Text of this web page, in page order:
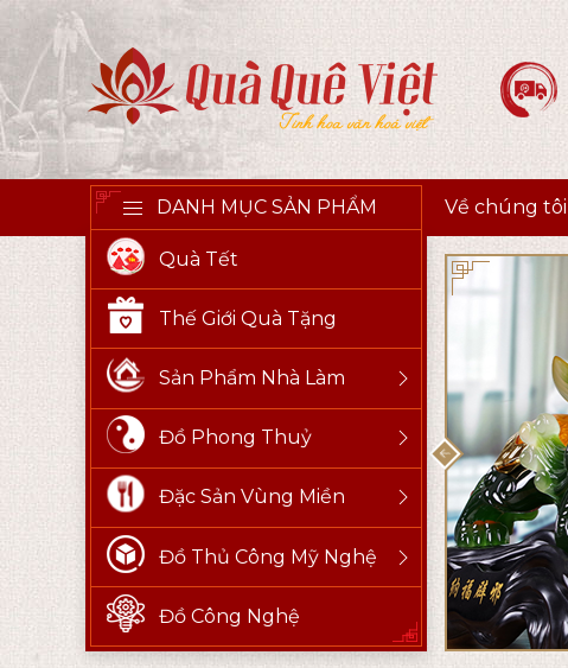
DANH MỤC SẢN PHẨM
Quà Tết
Thế Giới Quà Tặng
Sản Phẩm Nhà Làm
Đồ Phong Thuỷ
Đặc Sản Vùng Miền
Đồ Thủ Công Mỹ Nghệ
Đồ Công Nghệ
Về chúng tôi